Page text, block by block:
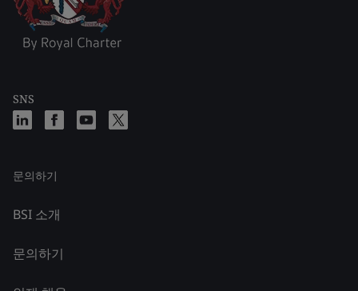
SNS
문의하기
BSI 소개
문의하기